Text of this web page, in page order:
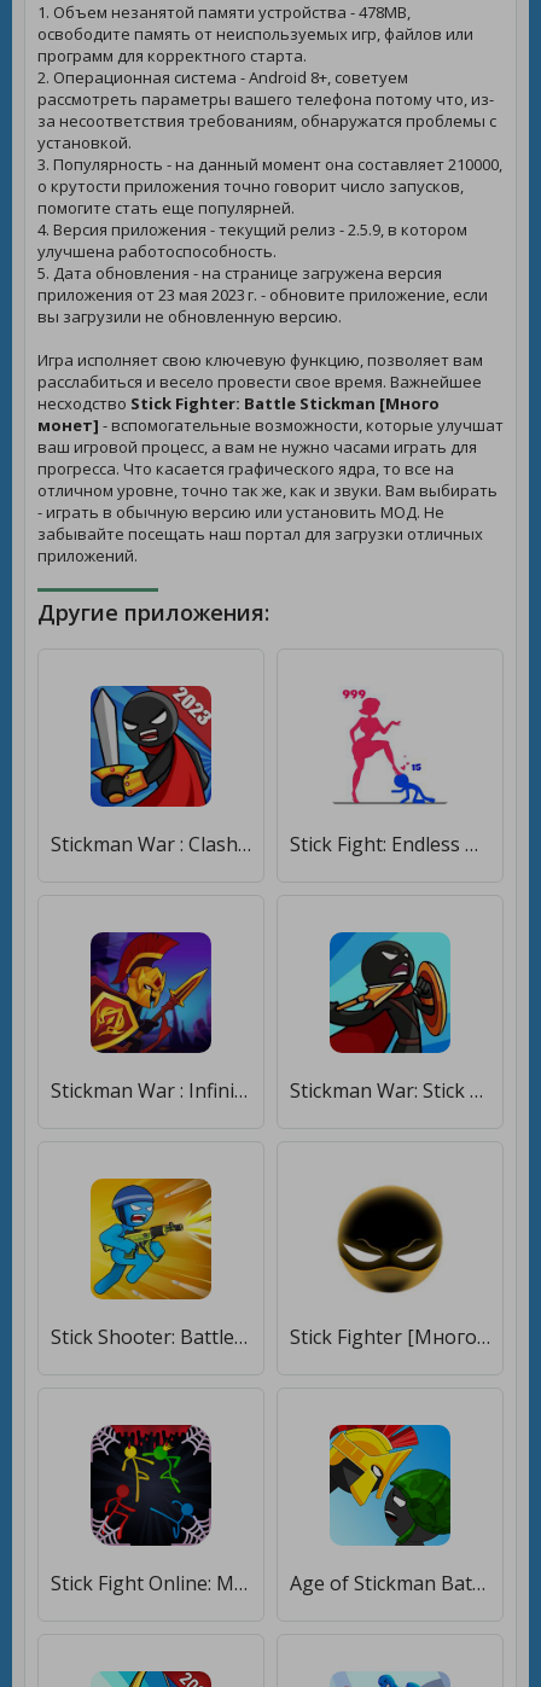
1. Объем незанятой памяти устройства - 478MB,
освободите память от неиспользуемых игр, файлов или
программ для корректного старта.
2. Операционная система - Android 8+, советуем
рассмотреть параметры вашего телефона потому что, из-
за несоответствия требованиям, обнаружатся проблемы с
установкой.
3. Популярность - на данный момент она составляет 210000,
о крутости приложения точно говорит число запусков,
помогите стать еще популярней.
4. Версия приложения - текущий релиз - 2.5.9, в котором
улучшена работоспособность.
5. Дата обновления - на странице загружена версия
приложения от 23 мая 2023 г. - обновите приложение, если
вы загрузили не обновленную версию.
Игра исполняет свою ключевую функцию, позволяет вам
расслабиться и весело провести свое время. Важнейшее
несходство Stick Fighter: Battle Stickman [Много
монет] - вспомогательные возможности, которые улучшат
ваш игровой процесс, а вам не нужно часами играть для
прогресса. Что касается графического ядра, то все на
отличном уровне, точно так же, как и звуки. Вам выбирать
- играть в обычную версию или установить МОД. Не
забывайте посещать наш портал для загрузки отличных
приложений.
Другие приложения:
Stickman War : Clash of Stick [Много монет] Stick Fight: Endless Battle [Мод меню]
Stickman War : Infinity battle [Много монет] Stickman War: Stick Fight Army [Много монет]
Stick Shooter: Battle Game [Мод меню] Stick Fighter [Много денег]
Stick Fight Online: Multiplayer Stickman Battle [Много денег] Age of Stickman Battle of Empires [Много монет]